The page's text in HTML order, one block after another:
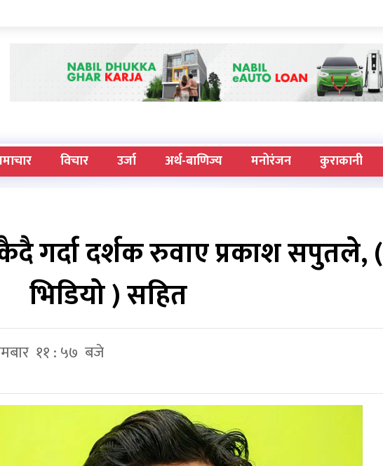
विचार उर्जा अर्थ-बाणिज्य मनोरंजन कुराकानी
गर्दा दर्शक रुवाए प्रकाश सपुतले, (
भिडियो ) सहित
११ : ५७ बजे